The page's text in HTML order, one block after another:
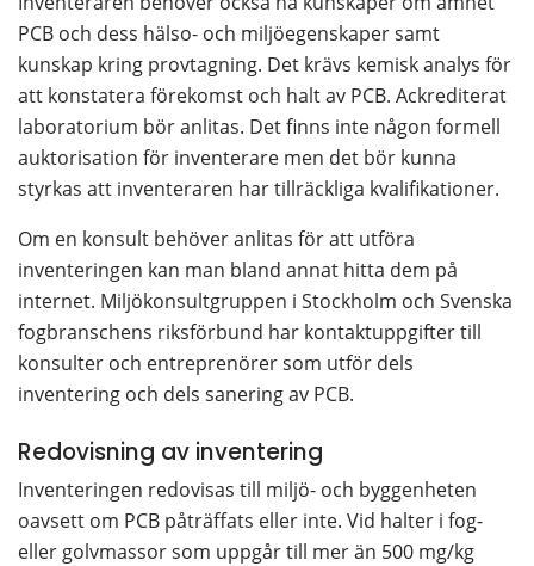
PCB och dess hälso- och miljöegenskaper samt
kunskap kring provtagning. Det krävs kemisk analys för
att konstatera förekomst och halt av PCB. Ackrediterat
laboratorium bör anlitas. Det finns inte någon formell
auktorisation för inventerare men det bör kunna
styrkas att inventeraren har tillräckliga kvalifikationer.
Om en konsult behöver anlitas för att utföra
inventeringen kan man bland annat hitta dem på
internet. Miljökonsultgruppen i Stockholm och Svenska
fogbranschens riksförbund har kontaktuppgifter till
konsulter och entreprenörer som utför dels
inventering och dels sanering av PCB.
Redovisning av inventering
Inventeringen redovisas till miljö- och byggenheten
oavsett om PCB påträffats eller inte. Vid halter i fog-
eller golvmassor som uppgår till mer än 500 mg/kg